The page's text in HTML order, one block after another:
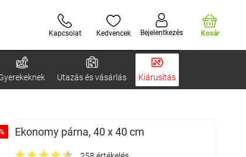
Kapcsolat Kedvencek Bejelentkezés Kosár
Utazás és vásárlás Kiárusítás
Ekonomy párna, 40 x 40 cm